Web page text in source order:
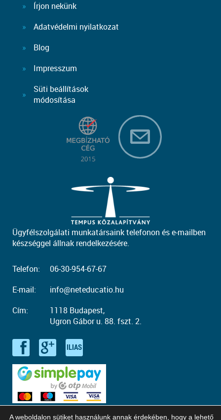
Írjon nekünk
Adatvédelmi nyilatkozat
Blog
Impresszum
Süti beállítások
módosítása
Ügyfélszolgálati munkatársaink telefonon és e-mailben
készséggel állnak rendelkezésére.
Telefon:
06-30-954-67-67
E-mail:
info@neteducatio.hu
Cím:
1118 Budapest,
Ugron Gábor u. 88. fszt. 2.
A weboldalon sütiket használunk annak érdekében, hogy a lehető